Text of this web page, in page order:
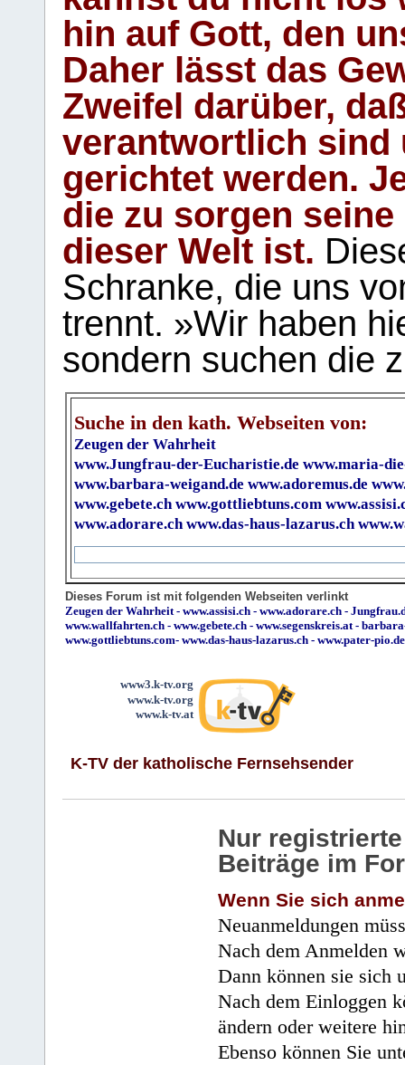
hin auf Gott, den
Daher lässt das
Zweifel darüber,
verantwortlich sind
gerichtet werden.
die zu sorgen
dieser Welt ist.
Schranke, die uns
trennt. »Wir haben
sondern suchen die
Suche in den kath. Webseiten von:
Zeugen der Wahrheit
www.Jungfrau-der-Eucharistie.de www.maria-
www.barbara-weigand.de www.adoremus.de
www.gebete.ch www.gottliebtuns.com
www.adorare.ch www.das-haus-lazarus.ch
Dieses Forum ist mit folgenden Webseiten verlinkt
Zeugen der Wahrheit - www.assisi.ch - www.adorare.ch -
www.wallfahrten.ch - www.gebete.ch - www.segenskreis.at -
www.gottliebtuns.com- www.das-haus-lazarus.ch - www.pater-pio.de
www3.k-tv.org
www.k-tv.org
www.k-tv.at
K-TV der katholische Fernsehsender
Nur
Beiträge im
Wenn Sie sich
Neuanmeldungen
Nach dem Anmelden
Dann können sie sich
Nach dem Einloggen
ändern oder weitere
Ebenso können Sie